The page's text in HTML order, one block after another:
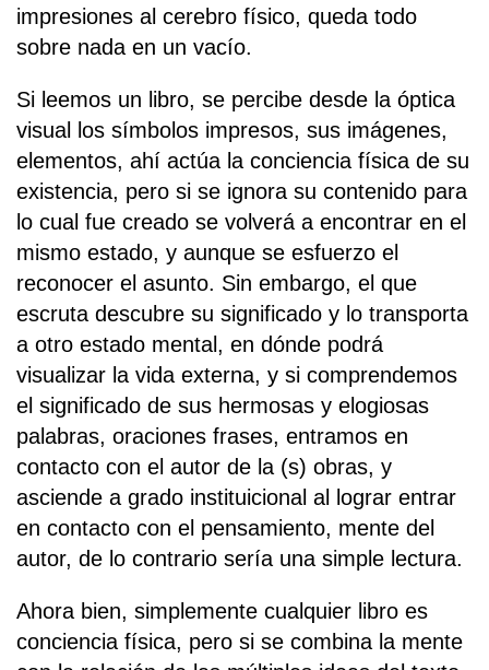
impresiones al cerebro físico, queda todo
sobre nada en un vacío.
Si leemos un libro, se percibe desde la óptica
visual los símbolos impresos, sus imágenes,
elementos, ahí actúa la conciencia física de su
existencia, pero si se ignora su contenido para
lo cual fue creado se volverá a encontrar en el
mismo estado, y aunque se esfuerzo el
reconocer el asunto. Sin embargo, el que
escruta descubre su significado y lo transporta
a otro estado mental, en dónde podrá
visualizar la vida externa, y si comprendemos
el significado de sus hermosas y elogiosas
palabras, oraciones frases, entramos en
contacto con el autor de la (s) obras, y
asciende a grado instituicional al lograr entrar
en contacto con el pensamiento, mente del
autor, de lo contrario sería una simple lectura.
Ahora bien, simplemente cualquier libro es
conciencia física, pero si se combina la mente